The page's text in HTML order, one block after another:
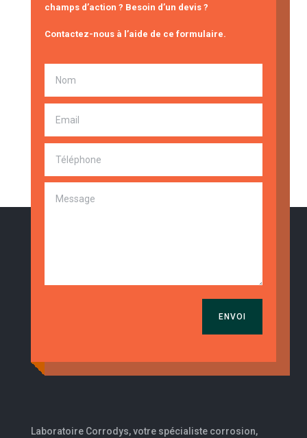
champs d’action ? Besoin d’un devis ?
Contactez-nous à l’aide de ce formulaire.
ENVOI
Laboratoire Corrodys, votre spécialiste corrosion,